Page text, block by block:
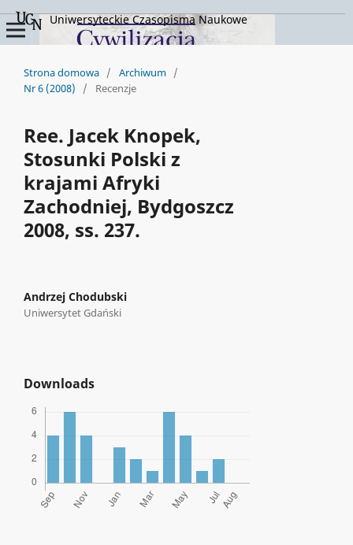
Uniwersyteckie Czasopisma Naukowe
Strona domowa / Archiwum /
Nr 6 (2008)
/ Recenzje
Ree. Jacek Knopek,
Stosunki Polski z
krajami Afryki
Zachodniej, Bydgoszcz
2008, ss. 237.
Andrzej Chodubski
Uniwersytet Gdański
Downloads